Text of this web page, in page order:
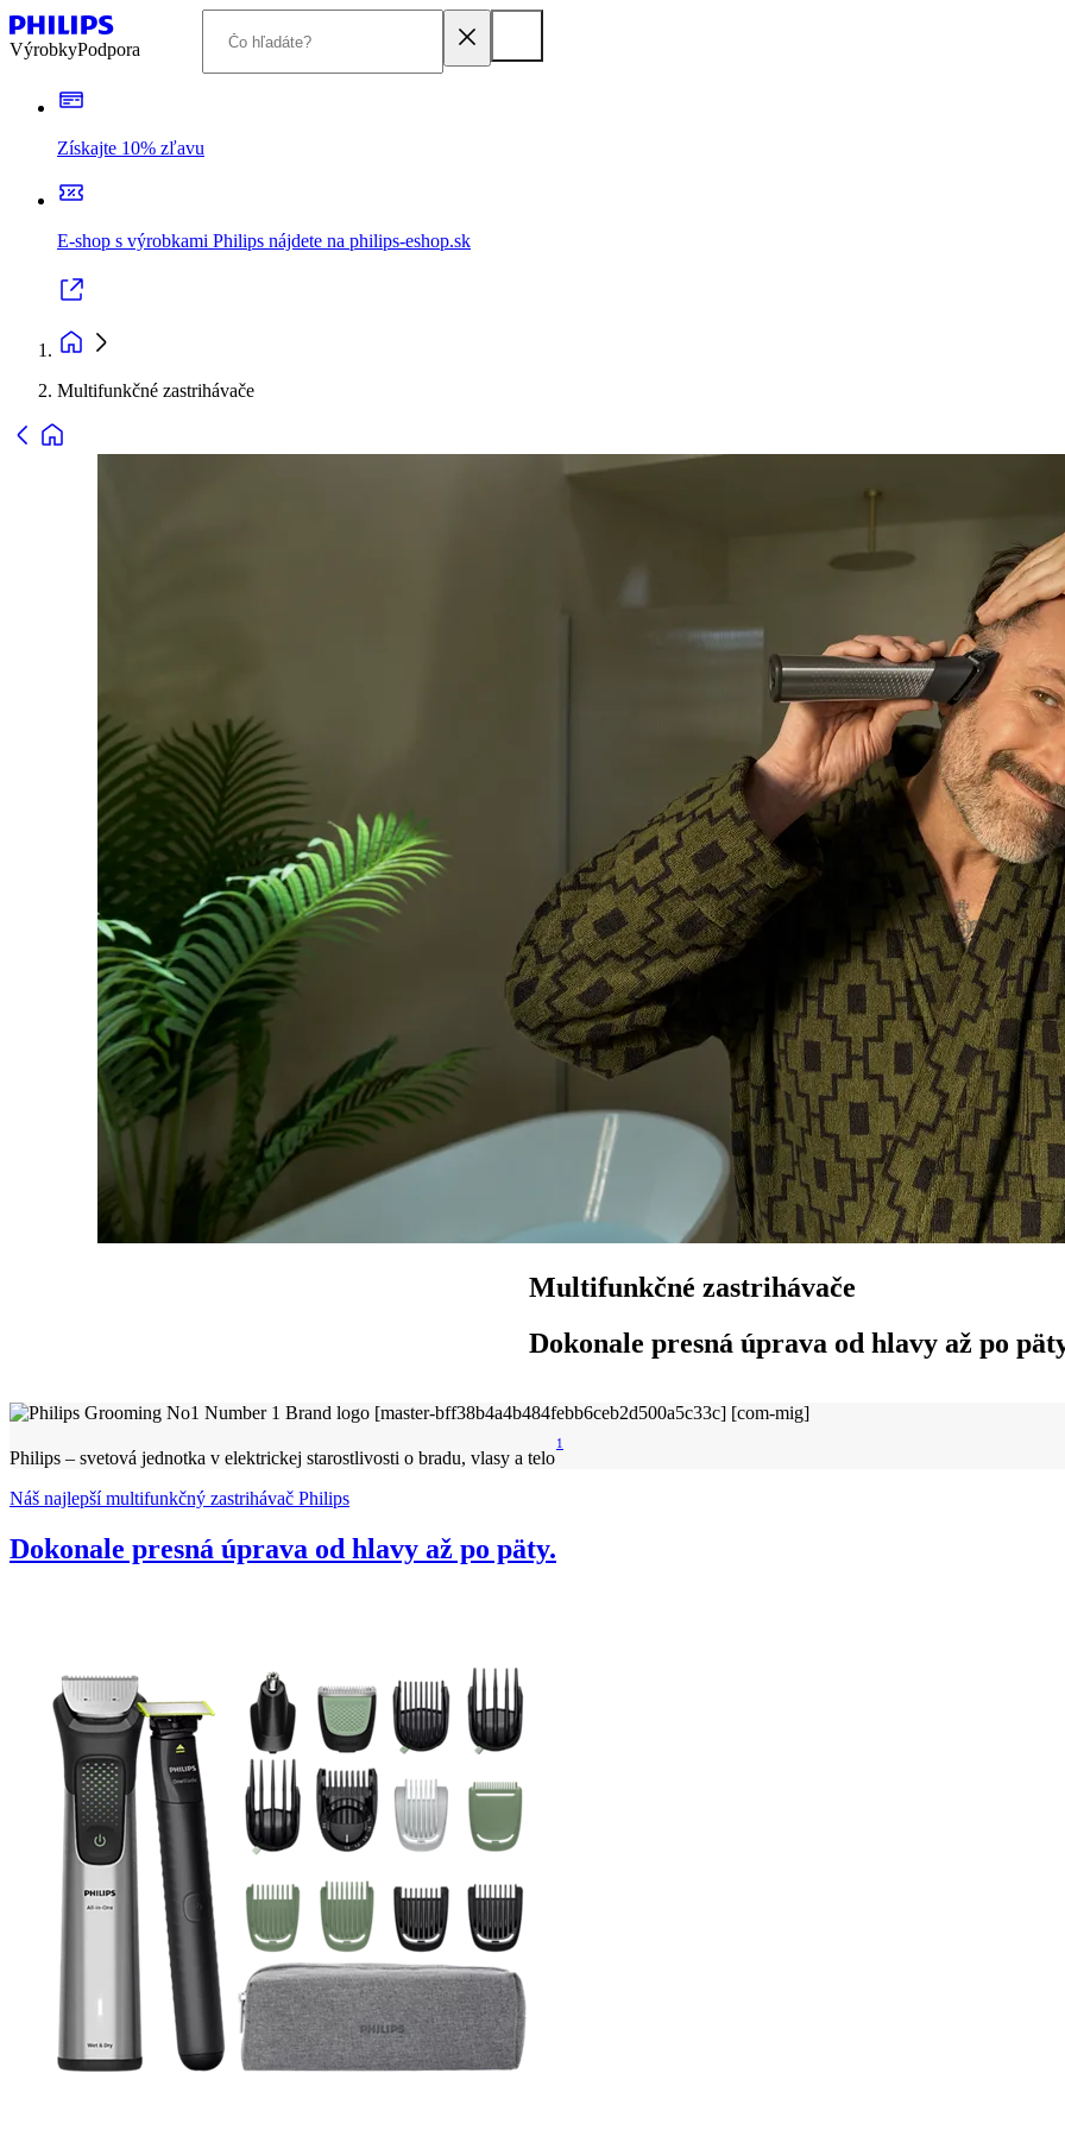
VýrobkyPodpora
Získajte 10% zľavu
E-shop s výrobkami Philips nájdete na philips-eshop.sk
Multifunkčné zastrihávače
Multifunkčné zastrihávače
Dokonale presná úprava od hlavy až po
Philips – svetová jednotka v elektrickej starostlivosti o bradu, vlasy a telo
1
Náš najlepší multifunkčný zastrihávač Philips
Dokonale presná úprava od hlavy až po päty.